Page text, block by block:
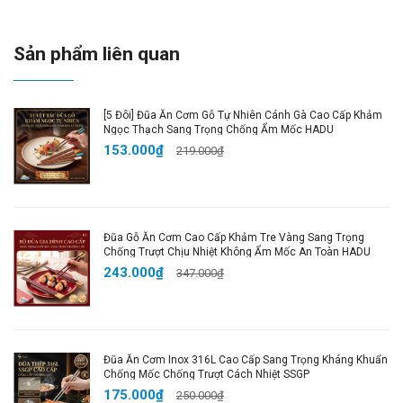
✔️Dung Tích Lớn 400ml
nướng.
✔️Dễ Dàng Làm Sạch
bạn vệ sinh nhanh chóng.
✔️Nhiều Màu Sắc
Thông Số Chi Tiết:
📏Kích thước:
🧪 Chất liệu: Thủy tinh borosilicate, inox 304, PP cao
cấp
Sản phẩm liên quan
[5 Đôi] Đũa Ăn Cơm Gỗ Tự Nhiên Cánh Gà Cao Cấp Khảm
Ngọc Thạch Sang Trọng Chống Ẩm Mốc HADU
153.000₫ 219.000₫
Đũa Gỗ Ăn Cơm Cao Cấp Khảm Tre Vàng Sang Trọng
Chống Trượt Chịu Nhiệt Không Ẩm Mốc An Toàn HADU
243.000₫ 347.000₫
Đũa Ăn Cơm Inox 316L Cao Cấp Sang Trọng Kháng Khuẩn
Chống Mốc Chống Trượt Cách Nhiệt SSGP
175.000₫ 250.000₫